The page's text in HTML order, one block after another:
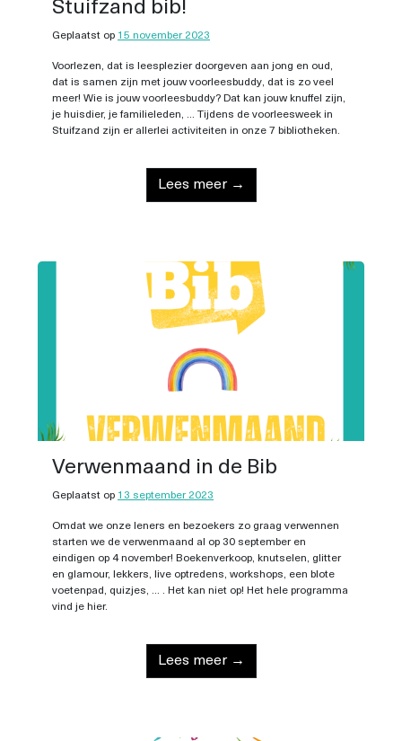
Stuifzand bib!
Geplaatst op 15 november 2023
Voorlezen, dat is leesplezier doorgeven aan jong en oud,
dat is samen zijn met jouw voorleesbuddy, dat is zo veel
meer! Wie is jouw voorleesbuddy? Dat kan jouw knuffel zijn,
je huisdier, je familieleden, ... Tijdens de voorleesweek in
Stuifzand zijn er allerlei activiteiten in onze 7 bibliotheken.
Lees meer →
Verwenmaand in de Bib
Geplaatst op 13 september 2023
Omdat we onze leners en bezoekers zo graag verwennen
starten we de verwenmaand al op 30 september en
eindigen op 4 november! Boekenverkoop, knutselen, glitter
en glamour, lekkers, live optredens, workshops, een blote
voetenpad, quizjes, ... . Het kan niet op! Het hele programma
vind je hier.
Lees meer →